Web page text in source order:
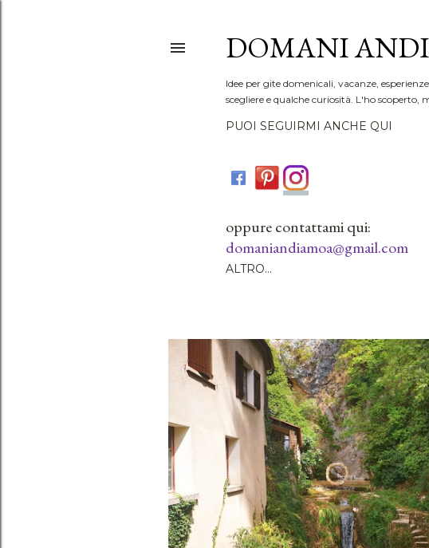
DOMANI
Idee per gite domenicali, vacanze,
scegliere e qualche curiosità. L'ho scoperto,
PUOI SEGUIRMI ANCHE QUI
oppure contattami qui:
domaniandiamoa@gmail.com
ALTRO…
s
t